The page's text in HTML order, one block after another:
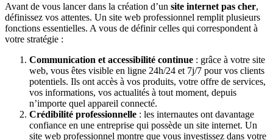
Avant de vous lancer dans la création d’un site internet pas cher,
définissez vos attentes. Un site web professionnel remplit plusieurs
fonctions essentielles. A vous de définir celles qui correspondent à
votre stratégie :
Communication et accessibilité continue : grâce à votre site
web, vous êtes visible en ligne 24h/24 et 7j/7 pour vos clients
potentiels. Ils ont accès à vos produits, votre offre de services,
vos informations, vos actualités à tout moment, depuis
n’importe quel appareil connecté.
Crédibilité professionnelle : les internautes ont davantage
confiance en une entreprise qui possède un site internet. Un
site web professionnel montre que vous investissez dans votre